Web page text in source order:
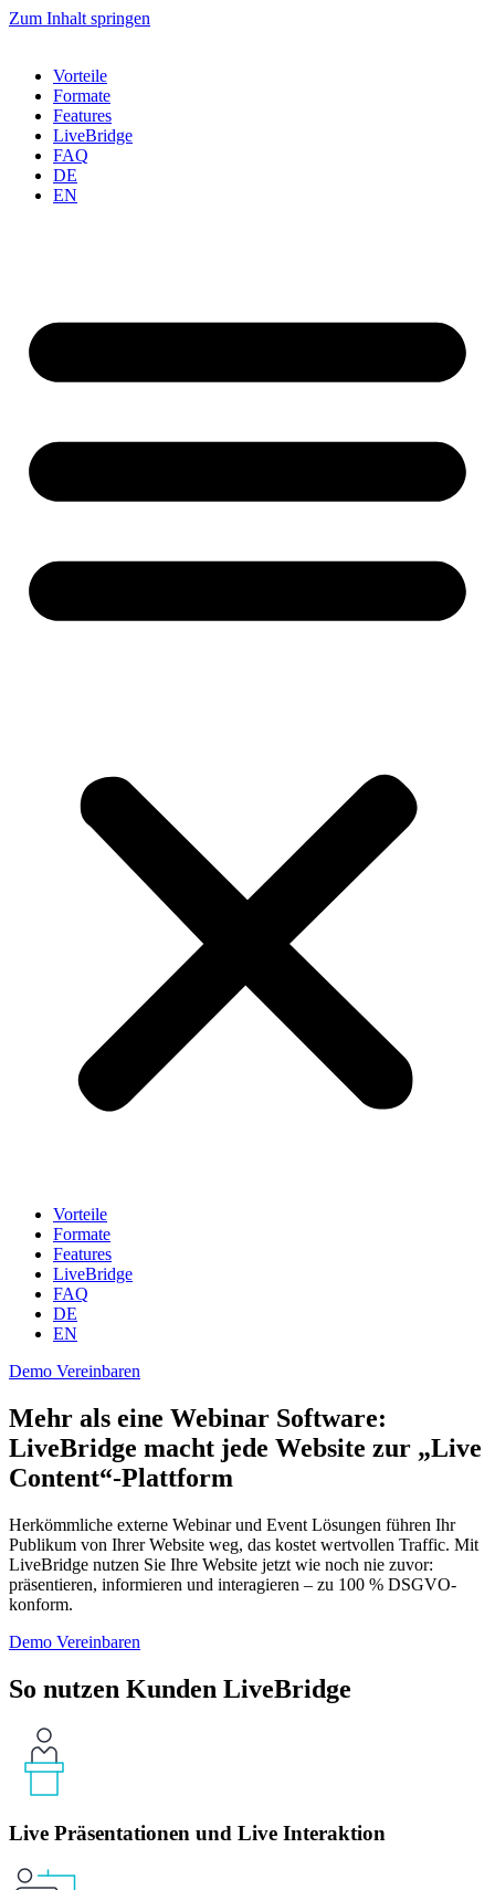
Zum Inhalt springen
Vorteile
Formate
Features
LiveBridge
FAQ
DE
EN
Vorteile
Formate
Features
LiveBridge
FAQ
DE
EN
Demo Vereinbaren
Mehr als eine Webinar Software:
LiveBridge macht jede Website zur „Live
Content“-Plattform
Herkömmliche externe Webinar und Event Lösungen führen Ihr
Publikum von Ihrer Website weg, das kostet wertvollen Traffic. Mit
LiveBridge nutzen Sie Ihre Website jetzt wie noch nie zuvor:
präsentieren, informieren und interagieren – zu 100 % DSGVO-
konform.
Demo Vereinbaren
So nutzen Kunden LiveBridge
Live Präsentationen und Live Interaktion